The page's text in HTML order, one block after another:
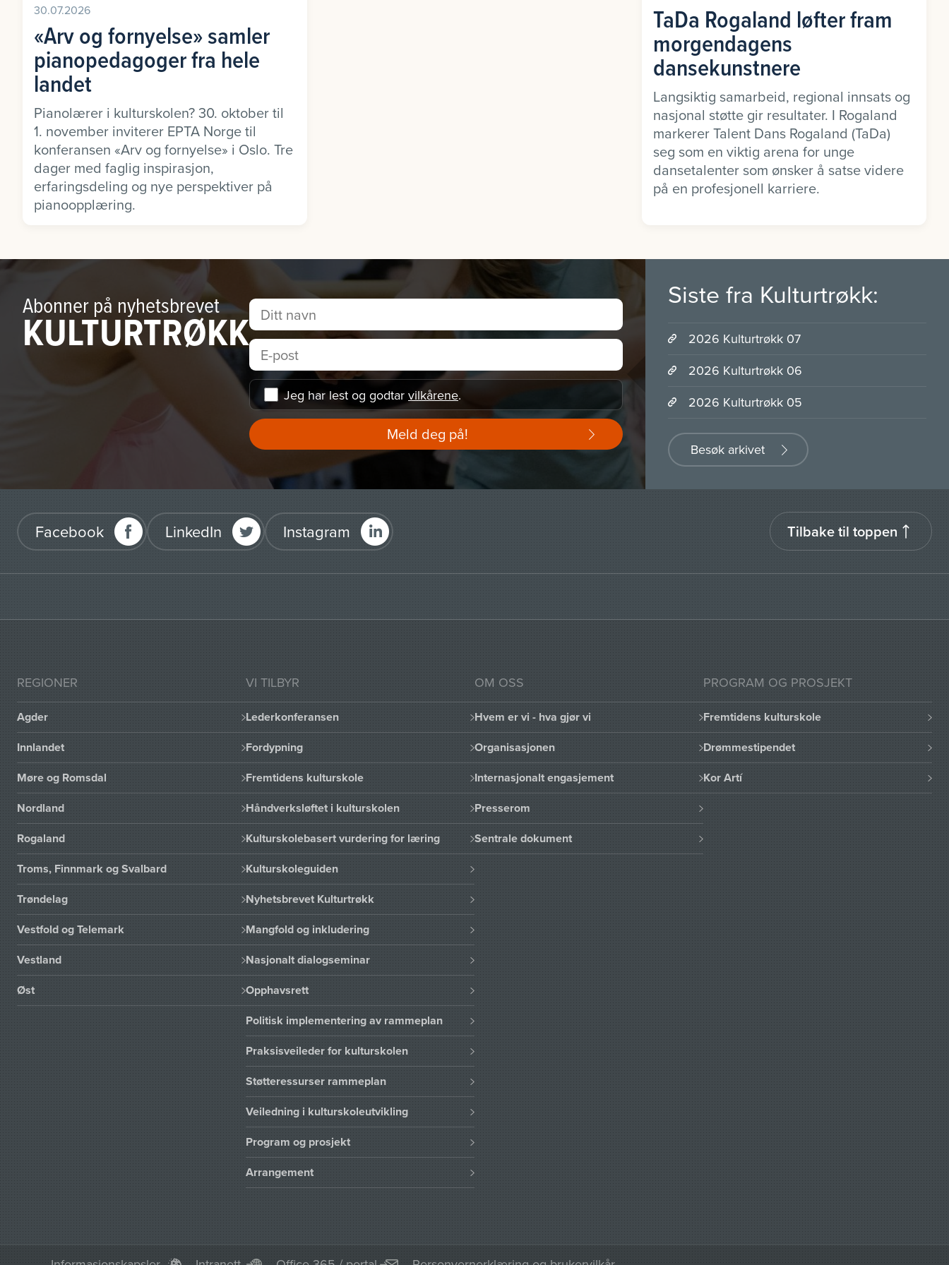
30.07.2026
«Arv og fornyelse» samler
pianopedagoger fra hele
landet
Pianolærer i kulturskolen? 30. oktober til
1. november inviterer EPTA Norge til
konferansen «Arv og fornyelse» i Oslo. Tre
dager med faglig inspirasjon,
erfaringsdeling og nye perspektiver på
pianoopplæring.
TaDa Rogaland løfter fram
morgendagens
dansekunstnere
Langsiktig samarbeid, regional innsats og
nasjonal støtte gir resultater. I Rogaland
markerer Talent Dans Rogaland (TaDa)
seg som en viktig arena for unge
dansetalenter som ønsker å satse videre
på en profesjonell karriere.
Abonner på nyhetsbrevet
KULTURTRØKK
Jeg har lest og godtar vilkårene.
Meld deg på!
Siste fra Kulturtrøkk:
2026 Kulturtrøkk 07
2026 Kulturtrøkk 06
2026 Kulturtrøkk 05
Besøk arkivet
Facebook LinkedIn Instagram Tilbake til toppen
REGIONER
Agder
Innlandet
Møre og Romsdal
Nordland
Rogaland
Troms, Finnmark og Svalbard
Trøndelag
Vestfold og Telemark
Vestland
Øst
VI TILBYR
Lederkonferansen
Fordypning
Fremtidens kulturskole
Håndverksløftet i kulturskolen
Kulturskolebasert vurdering for læring
Kulturskoleguiden
Nyhetsbrevet Kulturtrøkk
Mangfold og inkludering
Nasjonalt dialogseminar
Opphavsrett
Politisk implementering av rammeplan
Praksisveileder for kulturskolen
Støtteressurser rammeplan
Veiledning i kulturskoleutvikling
Program og prosjekt
Arrangement
OM OSS
Hvem er vi - hva gjør vi
Organisasjonen
Internasjonalt engasjement
Presserom
Sentrale dokument
PROGRAM OG PROSJEKT
Fremtidens kulturskole
Drømmestipendet
Kor Artí